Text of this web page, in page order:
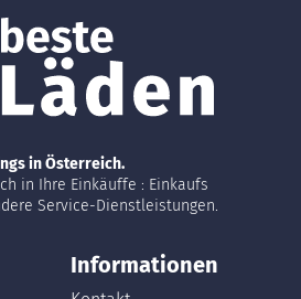
in Österreich.
in Ihre Einkäuffe : Einkaufs
Service-Dienstleistungen.
Informationen